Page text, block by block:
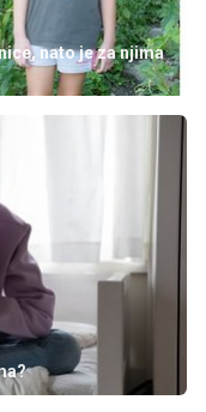
nato je za njima